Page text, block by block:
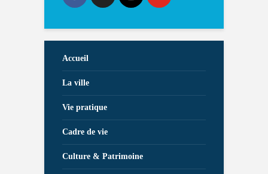
Accueil
La ville
Vie pratique
Cadre de vie
Culture & Patrimoine